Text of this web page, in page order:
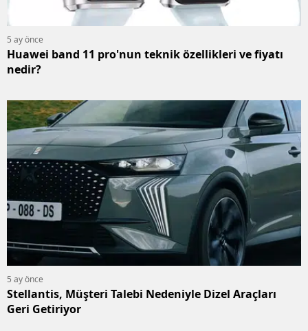
5 ay önce
Huawei band 11 pro'nun teknik özellikleri ve fiyatı
nedir?
5 ay önce
Stellantis, Müşteri Talebi Nedeniyle Dizel Araçları
Geri Getiriyor